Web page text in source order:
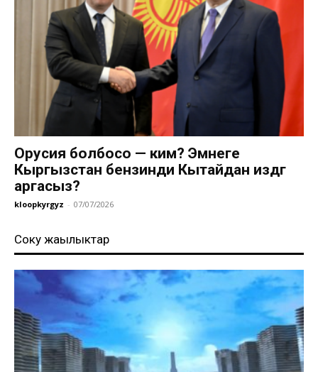
Орусия болбосо — ким? Эмнеге
Кыргызстан бензинди Кытайдан издөөгө
аргасыз?
kloopkyrgyz - 07/07/2026
Соңку жаңылыктар